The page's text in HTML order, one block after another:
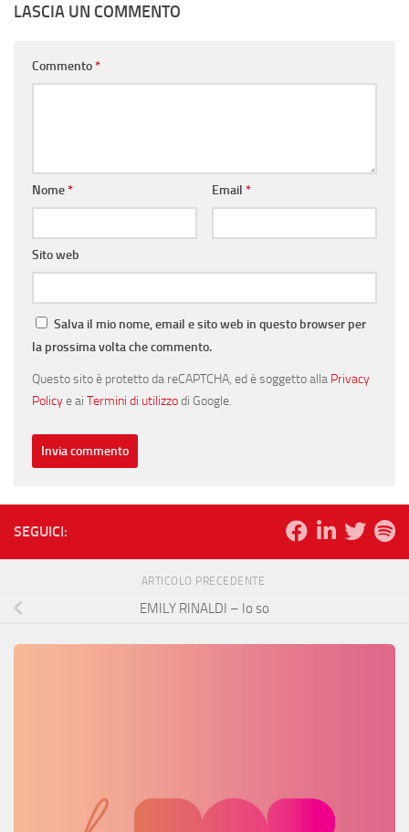
LASCIA UN COMMENTO
Commento*
Nome* Email *
Sito web
Salva il mio nome, email e sito web in questo browser per
la prossima volta che commento.
Questo sito è protetto da reCAPTCHA, ed è soggetto alla Privacy
Policye ai Termini di utilizzodi Google.
SEGUICI:
ARTICOLO PRECEDENTE
EMILY RINALDI – Io so